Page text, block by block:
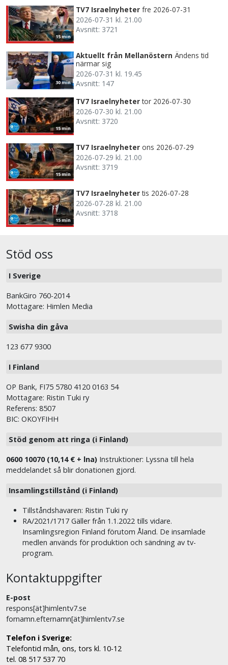
15 min
TV7 Israelnyheter fre 2026-07-31
2026-07-31 kl. 21.00
Avsnitt: 3721
30 min
Aktuellt från Mellanöstern Ändens tid
närmar sig
2026-07-31 kl. 19.45
Avsnitt: 147
15 min
TV7 Israelnyheter tor 2026-07-30
2026-07-30 kl. 21.00
Avsnitt: 3720
15 min
TV7 Israelnyheter ons 2026-07-29
2026-07-29 kl. 21.00
Avsnitt: 3719
15 min
TV7 Israelnyheter tis 2026-07-28
2026-07-28 kl. 21.00
Avsnitt: 3718
Stöd oss
I Sverige
BankGiro 760-2014
Mottagare: Himlen Media
Swisha din gåva
123 677 9300
I Finland
OP Bank, FI75 5780 4120 0163 54
Mottagare: Ristin Tuki ry
Referens: 8507
BIC: OKOYFIHH
Stöd genom att ringa (i Finland)
0600 10070 (10,14 € + lna) Instruktioner: Lyssna till hela
meddelandet så blir donationen gjord.
Insamlingstillstånd (i Finland)
Tillståndshavaren: Ristin Tuki ry
RA/2021/1717 Gäller från 1.1.2022 tills vidare.
Insamlingsregion Finland förutom Åland. De insamlade
medlen används för produktion och sändning av tv-
program.
Kontaktuppgifter
E-post
respons[ät]himlentv7.se
fornamn.efternamn[ät]himlentv7.se
Telefon i Sverige:
Telefontid mån, ons, tors kl. 10-12
tel. 08 517 537 70